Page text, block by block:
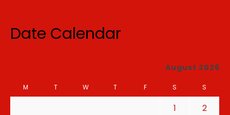
Date Calendar
August 2026
M T W T F S S
1
2